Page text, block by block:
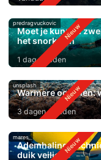
predragvuckovic
Moet je kunnen
het snorkelen
1 dag geleden
unsplash
Warmere oceanen:
3 dagen geleden
mares
duik veiliger